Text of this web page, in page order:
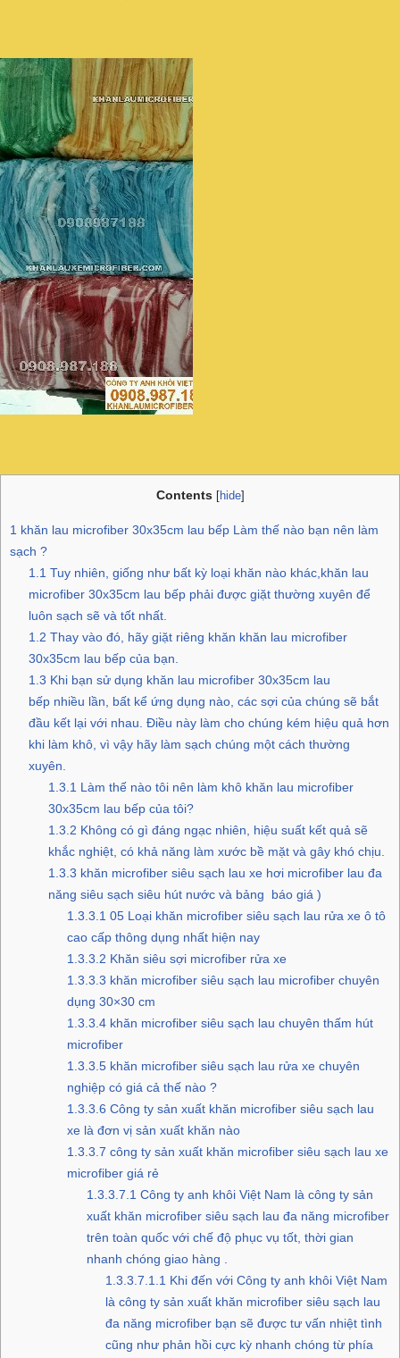
Contents [hide]
1 khăn lau microfiber 30x35cm lau bếp Làm thế nào bạn nên làm
sạch ?
1.1 Tuy nhiên, giống như bất kỳ loại khăn nào khác,khăn lau
microfiber 30x35cm lau bếp phải được giặt thường xuyên để
luôn sạch sẽ và tốt nhất.
1.2 Thay vào đó, hãy giặt riêng khăn khăn lau microfiber
30x35cm lau bếp của bạn.
1.3 Khi bạn sử dụng khăn lau microfiber 30x35cm lau
bếp nhiều lần, bất kể ứng dụng nào, các sợi của chúng sẽ bắt
đầu kết lại với nhau. Điều này làm cho chúng kém hiệu quả hơn
khi làm khô, vì vậy hãy làm sạch chúng một cách thường
xuyên.
1.3.1 Làm thế nào tôi nên làm khô khăn lau microfiber
30x35cm lau bếp của tôi?
1.3.2 Không có gì đáng ngạc nhiên, hiệu suất kết quả sẽ
khắc nghiệt, có khả năng làm xước bề mặt và gây khó chịu.
1.3.3 khăn microfiber siêu sạch lau xe hơi microfiber lau đa
năng siêu sạch siêu hút nước và bảng báo giá )
1.3.3.1 05 Loại khăn microfiber siêu sạch lau rửa xe ô tô
cao cấp thông dụng nhất hiện nay
1.3.3.2 Khăn siêu sợi microfiber rửa xe
1.3.3.3 khăn microfiber siêu sạch lau microfiber chuyên
dụng 30×30 cm
1.3.3.4 khăn microfiber siêu sạch lau chuyên thấm hút
microfiber
1.3.3.5 khăn microfiber siêu sạch lau rửa xe chuyên
nghiệp có giá cả thế nào ?
1.3.3.6 Công ty sản xuất khăn microfiber siêu sạch lau
xe là đơn vị sản xuất khăn nào
1.3.3.7 công ty sản xuất khăn microfiber siêu sạch lau xe
microfiber giá rẻ
1.3.3.7.1 Công ty anh khôi Việt Nam là công ty sản
xuất khăn microfiber siêu sạch lau đa năng microfiber
trên toàn quốc với chế độ phục vụ tốt, thời gian
nhanh chóng giao hàng .
1.3.3.7.1.1 Khi đến với Công ty anh khôi Việt Nam
là công ty sản xuất khăn microfiber siêu sạch lau
đa năng microfiber bạn sẽ được tư vấn nhiệt tình
cũng như phản hồi cực kỳ nhanh chóng từ phía